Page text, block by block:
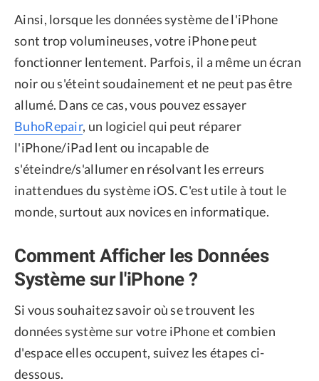
Ainsi, lorsque les données système de l'iPhone
sont trop volumineuses, votre iPhone peut
fonctionner lentement. Parfois, il a même un écran
noir ou s'éteint soudainement et ne peut pas être
allumé. Dans ce cas, vous pouvez essayer
BuhoRepair, un logiciel qui peut réparer
l'iPhone/iPad lent ou incapable de
s'éteindre/s'allumer en résolvant les erreurs
inattendues du système iOS. C'est utile à tout le
monde, surtout aux novices en informatique.
Comment Afficher les Données
Système sur l'iPhone ?
Si vous souhaitez savoir où se trouvent les
données système sur votre iPhone et combien
d'espace elles occupent, suivez les étapes ci-
dessous.